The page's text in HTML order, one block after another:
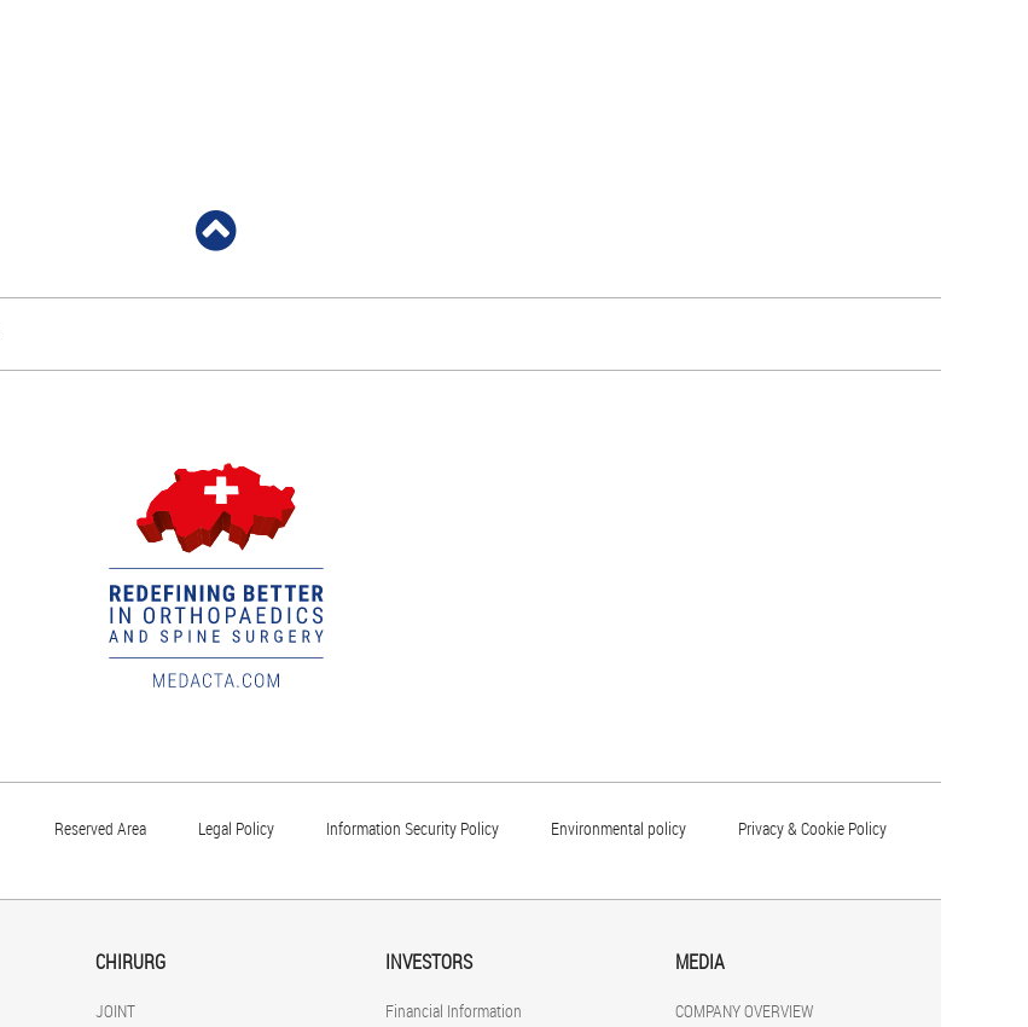
Reserved Area Legal Policy Information Security Policy Environmental policy Privacy & Cookie Policy
CHIRURG
JOINT
INVESTORS
Financial Information
MEDIA
COMPANY OVERVIEW